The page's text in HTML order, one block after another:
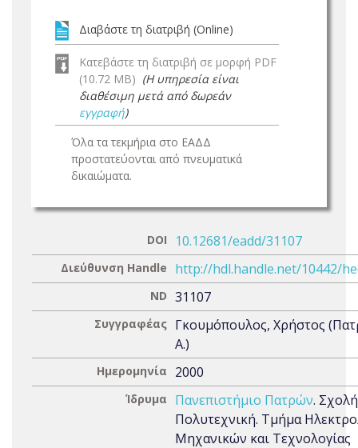
Διαβάστε τη διατριβή (Online)
Κατεβάστε τη διατριβή σε μορφή PDF
(10.72 MB) (Η υπηρεσία είναι
διαθέσιμη μετά από δωρεάν
εγγραφή)
Όλα τα τεκμήρια στο ΕΑΔΔ
προστατεύονται από πνευματικά
δικαιώματα.
DOI 10.12681/eadd/31107
Διεύθυνση Handle http://hdl.handle.net/10442/
ND 31107
Συγγραφέας Γκουμόπουλος, Χρήστος
Α.)
Ημερομηνία 2000
Ίδρυμα Πανεπιστήμιο Πατρών. Σχολή
Πολυτεχνική. Τμήμα
Μηχανικών και Τεχνολογίας